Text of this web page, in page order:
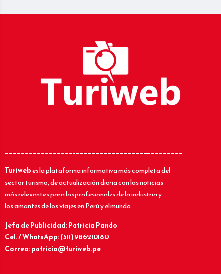
_____________________________________________
Turiwebes la plataforma informativa más completa del
sector turismo, de actualización diaria con las noticias
más relevantes para los profesionales de la industria y
los amantes de los viajes en Perú y el mundo.
Jefa de Publicidad: Patricia Pando
Cel. / WhatsApp: (511) 986210180
Correo: patricia@turiweb.pe